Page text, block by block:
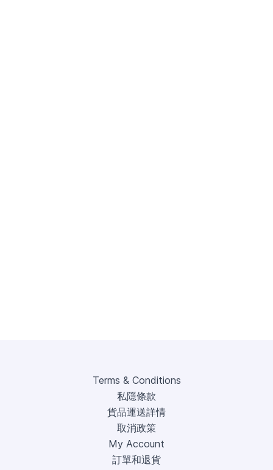
Terms & Conditions
私隱條款
貨品運送詳情
取消政策
My Account
訂單和退貨